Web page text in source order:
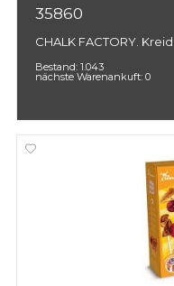
35860
CHALK FACTORY.
Bestand: 1.043
nächste Warenankuft: 0